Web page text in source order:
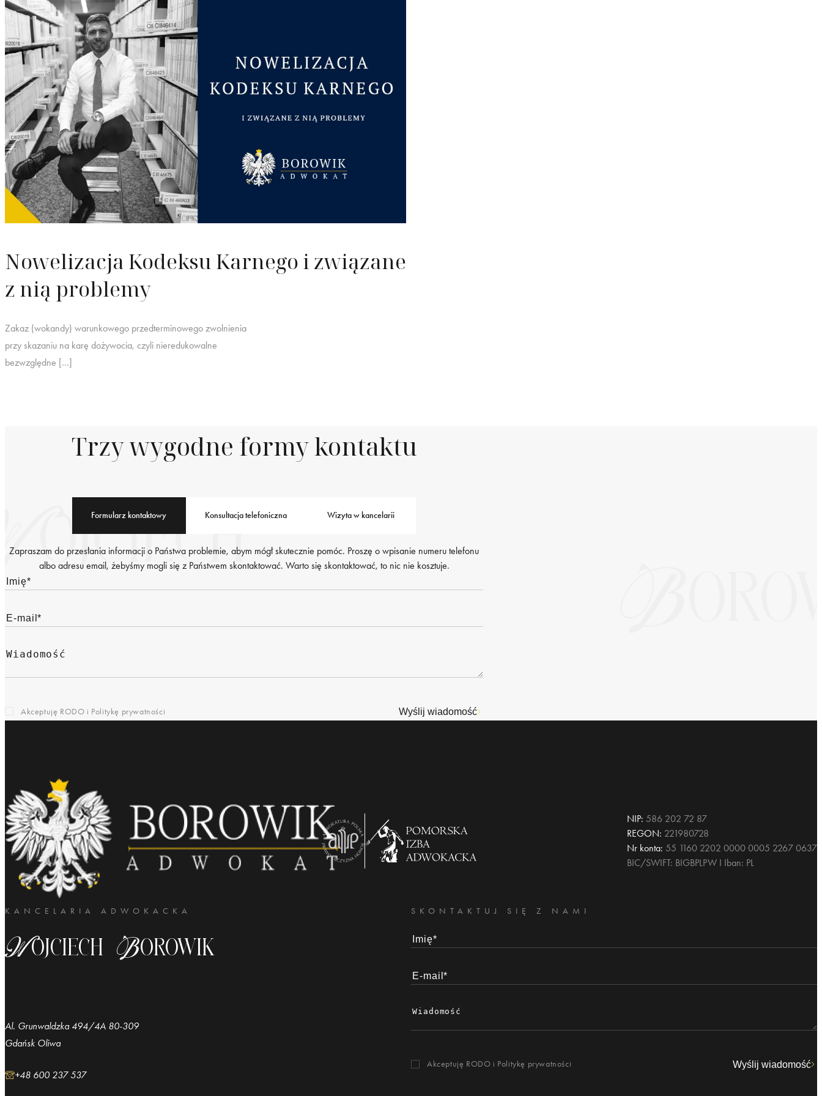
Nowelizacja Kodeksu Karnego i związane
z nią problemy
Zakaz (wokandy) warunkowego przedterminowego zwolnienia
przy skazaniu na karę dożywocia, czyli nieredukowalne
bezwzględne […]
Trzy wygodne formy kontaktu
Formularz kontaktowy Konsultacja telefoniczna Wizyta w kancelarii
Zapraszam do przesłania informacji o Państwa problemie, abym mógł skutecznie pomóc. Proszę o wpisanie numeru telefonu
albo adresu email, żebyśmy mogli się z Państwem skontaktować. Warto się skontaktować, to nic nie kosztuje.
Akceptuję RODO i Politykę prywatności Wyślij wiadomość
NIP: 586 202 72 87
REGON: 221980728
Nr konta:
55 1160 2202 0000 0005 2267 0637
BIC/SWIFT: BIGBPLPW I Iban: PL
KANCELARIA ADWOKACKA
Wojciech Borowik
Al. Grunwaldzka 494/4A 80-309
Gdańsk Oliwa
+48 600 237 537
SKONTAKTUJ SIĘ Z NAMI
Akceptuję RODO i Politykę prywatności Wyślij wiadomość